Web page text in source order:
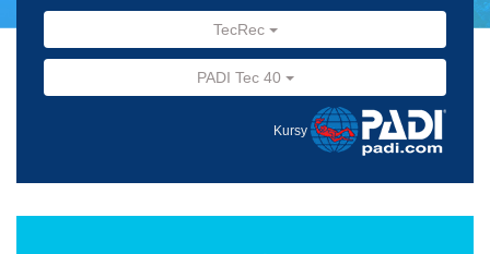
TecRec
PADI Tec 40
Kursy